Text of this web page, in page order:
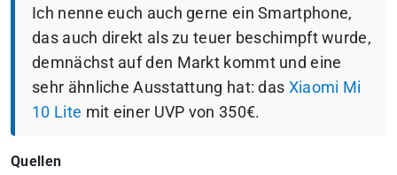
Ich nenne euch auch gerne ein Smartphone,
das auch direkt als zu teuer beschimpft wurde,
demnächst auf den Markt kommt und eine
sehr ähnliche Ausstattung hat: das Xiaomi Mi
10 Lite mit einer UVP von 350€.
Quellen